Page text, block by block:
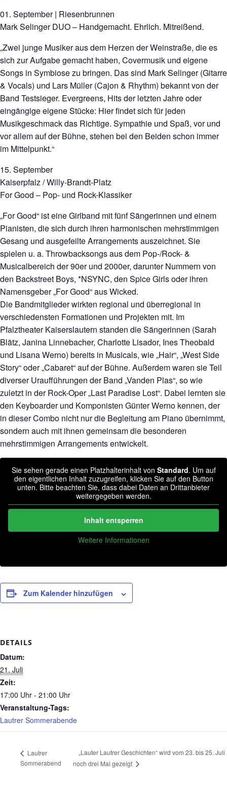
01. September | Riesenbrunnen
Mark Selinger DUO – Handgemacht. Ehrlich. Mitreißend.
„Zwei junge Musiker aus dem Herzen der Weinstraße, die es
sich zur Aufgabe gemacht haben, Covermusik und eigene
Songs in Symbiose zu bringen. Das sind Mark Selinger (Gitarre
& Vocals) und Lars Müller (Cajon & Rhythm) bekannt von der
Band Testsieger. Evergreens, Hits der letzten Jahre oder
eingängige eigene Stücke: Hier findet sich für jeden
Musikgeschmack das Richtige. Sympathie und Spaß, vor und
vor allem auf der Bühne, stehen bei den Beiden schon immer
im Mittelpunkt.“
15. September
Kaiserpfalz / Willy-Brandt-Platz
For Good – Pop- und Rock-Klassiker
„For Good“ ist eine Girlband mit fünf Sängerinnen und einem
Pianisten, die sich durch ihren harmonischen mehrstimmigen
Gesang und ausgefeilte Arrangements auszeichnet. Sie
spielen u. a. Throwbacksongs aus dem Pop-/Rock- &
Musicalbereich der 90er und 2000er, darunter Nummern von
den Backstreet Boys, *NSYNC, den Spice Girls oder ihren
Namensgeber „For Good“ aus Wicked.
Die Bandmitglieder wirkten regional und überregional in
verschiedensten Formationen und Projekten mit. Im
Pfalztheater Kaiserslautern standen die Sängerinnen (Sarah
Blätz, Janina Linnebacher, Charlotte Lisador, Ines Theobald
und Lisana Werno) bereits in Musicals, wie „Hair“, „West Side
Story“ oder „Cabaret“ auf der Bühne. Außerdem waren sie Teil
diverser Uraufführungen der Band „Vanden Plas“, so wie
zuletzt in der Rock-Oper „Last Paradise Lost“. Dabei lernten sie
den Keyboarder und Komponisten Günter Werno kennen, der
in dieser Combo nicht nur die Begleitung am Piano übernimmt,
sondern auch mit ihnen gemeinsam die besonderen
mehrstimmigen Arrangements entwickelt.
Sie sehen gerade einen Platzhalterinhalt von Standard. Um auf
den eigentlichen Inhalt zuzugreifen, klicken Sie auf den Button
unten. Bitte beachten Sie, dass dabei Daten an Drittanbieter
weitergegeben werden.
Inhalt entsperren
Weitere Informationen
Zum Kalender hinzufügen
DETAILS
Datum:
21. Juli
Zeit:
17:00 Uhr - 21:00 Uhr
Veranstaltung-Tags:
Lautrer Sommerabende
Lautrer
Sommerabend
„Lauter Lautrer Geschichten“ wird vom 23. bis 25. Juli
noch drei Mal gezeigt